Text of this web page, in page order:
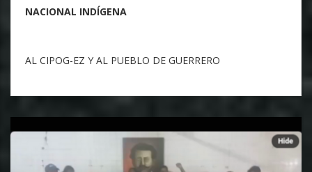
NACIONAL INDÍGENA
AL CIPOG-EZ Y AL PUEBLO DE GUERRERO